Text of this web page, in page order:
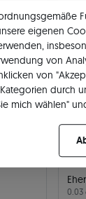
0.03
eigenen
von
von
durch
mich wählen"